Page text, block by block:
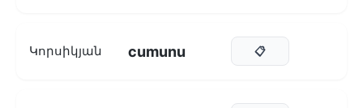
Կորսիկյան cumunu 📋